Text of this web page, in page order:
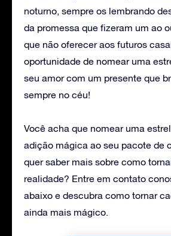
noturno, sempre os lembrando
da promessa que fizeram um ao
que não oferecer aos futuros
oportunidade de nomear uma
seu amor com um presente que
sempre no céu!
Você acha que nomear uma
adição mágica ao seu pacote de
quer saber mais sobre como
realidade? Entre em contato
abaixo e descubra como tornar
ainda mais mágico.